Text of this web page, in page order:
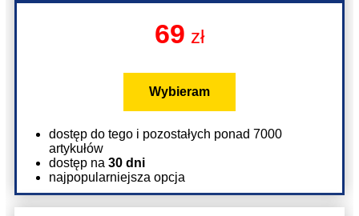
69 zł
Wybieram
dostęp do tego i pozostałych ponad 7000
artykułów
dostęp na 30 dni
najpopularniejsza opcja